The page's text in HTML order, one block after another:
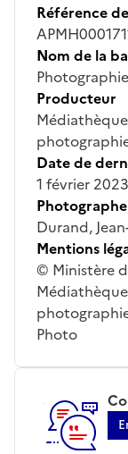
Référence
Nom de la
Producteur
Date de
1 février 2023
Photographe
Durand,
Mentions
© Ministère
Photo